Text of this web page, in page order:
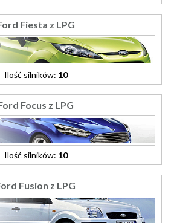
Fiesta z LPG
Ilość silników: 10
Focus z LPG
Ilość silników: 10
Fusion z LPG